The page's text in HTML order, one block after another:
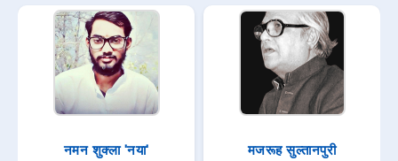
नमन शुक्ला 'नया' मजरूह सुल्तानपुरी